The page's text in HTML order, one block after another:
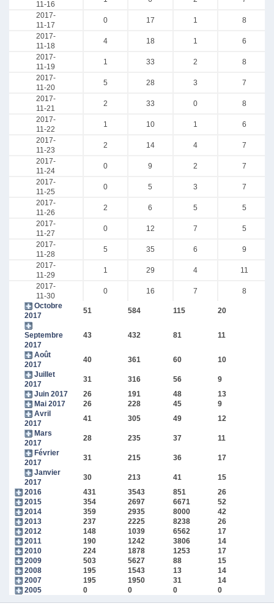
11-16
2017-
11-17
0 17 1
8
2017-
11-18
4 18 1
6
2017-
11-19
1 33 2
8
2017-
11-20
5 28 3
7
2017-
11-21
2 33 0
8
2017-
11-22
1 10 1
6
2017-
11-23
2 14 4
7
2017-
11-24
0 9 2
7
2017-
11-25
0 5 3
7
2017-
11-26
2 6 5
5
2017-
11-27
0 12 7
5
2017-
11-28
5 35 6
9
2017-
11-29
1 29 4
11
2017-
11-30
0 16 7
8
Octobre
2017
51 584 115 20
Septembre
2017
43 432 81 11
Août
2017
40 361 60 10
Juillet
2017
31 316 56 9
Juin 2017
26 191 48 13
Mai 2017
26 228 45 9
Avril
2017
41 305 49 12
Mars
2017
28 235 37 11
Février
2017
31 215 36 17
Janvier
2017
30 213 41 15
2016
431 3543 851 26
2015
354 2697 6671 52
2014
359 2935 8000 42
2013
237 2225 8238 26
2012
148 1039 6562 17
2011
190 1242 3806 14
2010
224 1878 1253 17
2009
503 5627 88 15
2008
195 1543 13 14
2007
195 1950 31 14
2005
0 0 0 0